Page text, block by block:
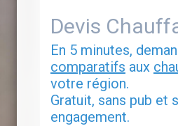
Devis
En 5 minutes,
comparatifs aux
votre région.
Gratuit, sans pub et
engagement.